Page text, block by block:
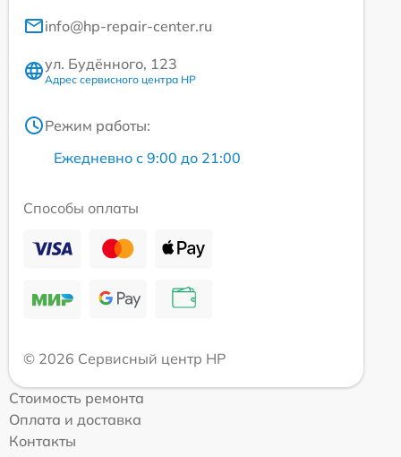
info@hp-repair-center.ru
ул. Будённого, 123
Адрес сервисного центра HP
Режим работы:
Ежедневно с 9:00 до 21:00
Способы оплаты
© 2026 Сервисный центр HP
Стоимость ремонта
Оплата и доставка
Контакты